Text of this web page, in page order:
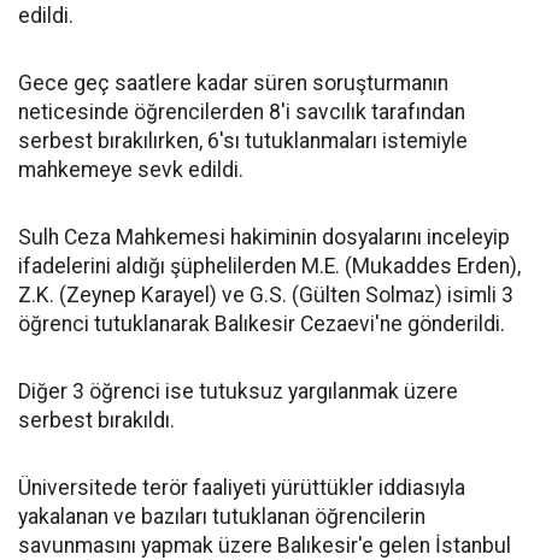
edildi.
Gece geç saatlere kadar süren soruşturmanın
neticesinde öğrencilerden 8'i savcılık tarafından
serbest bırakılırken, 6'sı tutuklanmaları istemiyle
mahkemeye sevk edildi.
Sulh Ceza Mahkemesi hakiminin dosyalarını inceleyip
ifadelerini aldığı şüphelilerden M.E. (Mukaddes Erden),
Z.K. (Zeynep Karayel) ve G.S. (Gülten Solmaz) isimli 3
öğrenci tutuklanarak Balıkesir Cezaevi'ne gönderildi.
Diğer 3 öğrenci ise tutuksuz yargılanmak üzere
serbest bırakıldı.
Üniversitede terör faaliyeti yürüttükler iddiasıyla
yakalanan ve bazıları tutuklanan öğrencilerin
savunmasını yapmak üzere Balıkesir'e gelen İstanbul